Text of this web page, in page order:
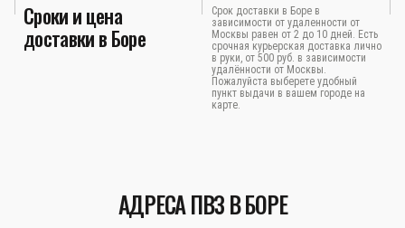
Сроки и цена
доставки в Боре
Срок доставки в Боре в
зависимости от удаленности от
Москвы равен от 2 до 10 дней. Есть
срочная курьерская доставка лично
в руки, от 500 руб. в зависимости
удалённости от Москвы.
Пожалуйста выберете удобный
пункт выдачи в вашем городе на
карте.
АДРЕСА ПВЗ В БОРЕ